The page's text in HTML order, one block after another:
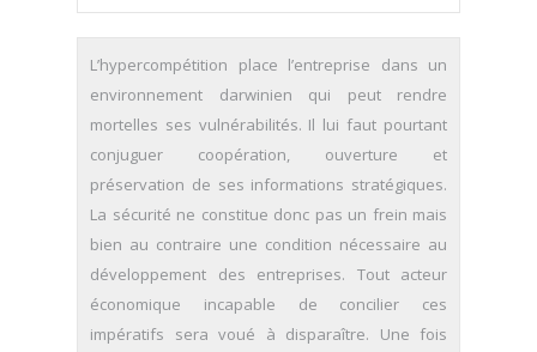
L’hypercompétition place l’entreprise dans un
environnement darwinien qui peut rendre
mortelles ses vulnérabilités. Il lui faut pourtant
conjuguer coopération, ouverture et
préservation de ses informations stratégiques.
La sécurité ne constitue donc pas un frein mais
bien au contraire une condition nécessaire au
développement des entreprises. Tout acteur
économique incapable de concilier ces
impératifs sera voué à disparaître. Une fois